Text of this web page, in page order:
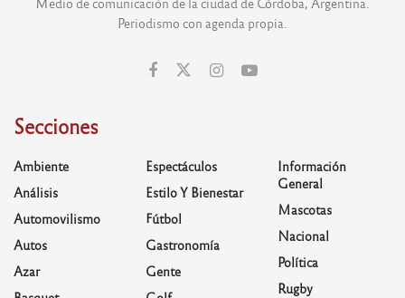
Periodismo con agenda propia.
Secciones
Ambiente
Análisis
Automovilismo
Autos
Azar
Espectáculos
Estilo Y Bienestar
Fútbol
Gastronomía
Gente
Información
General
Mascotas
Nacional
Política
Rugby